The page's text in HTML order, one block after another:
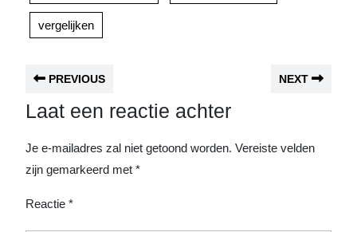
vergelijken
PREVIOUS NEXT
Laat een reactie achter
Je e-mailadres zal niet getoond worden. Vereiste velden
zijn gemarkeerd met *
Reactie *